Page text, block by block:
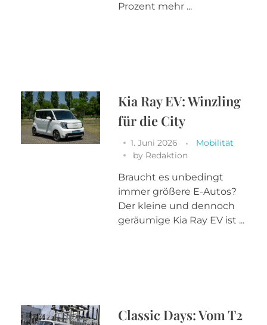
Prozent mehr ...
Kia Ray EV: Winzling
für die City
1. Juni 2026
Mobilität
by Redaktion
Braucht es unbedingt
immer größere E-Autos?
Der kleine und dennoch
geräumige Kia Ray EV ist ...
Classic Days: Vom T2